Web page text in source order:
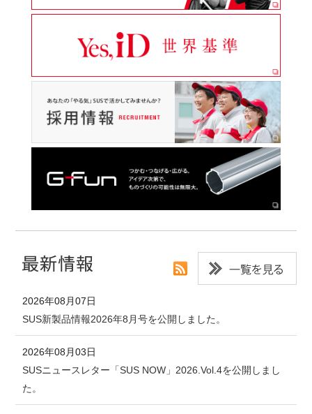
2026年08月07日
SUS新製品情報2026年8月号を公開しました。
2026年08月03日
SUSニュースレター「SUS NOW」2026.Vol.4を公開しまし
た。